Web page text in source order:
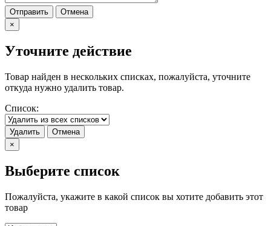
Отправить
Отмена
×
Уточните действие
Товар найден в нескольких списках, пожалуйста, уточните
откуда нужно удалить товар.
Список:
Удалить
Отмена
×
Выберите список
Пожалуйста, укажите в какой список вы хотите добавить этот
товар